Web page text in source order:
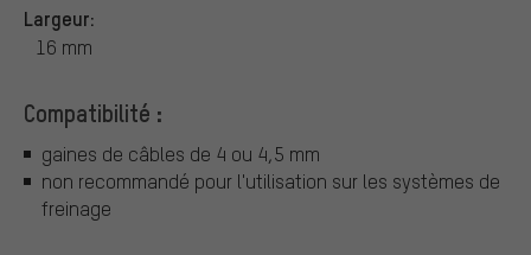
Largeur:
16 mm
Compatibilité :
gaines de câbles de 4 ou 4,5 mm
non recommandé pour l'utilisation sur les systèmes de
freinage